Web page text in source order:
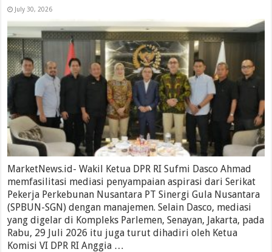
July 30, 2026
MarketNews.id- Wakil Ketua DPR RI Sufmi Dasco Ahmad
memfasilitasi mediasi penyampaian aspirasi dari Serikat
Pekerja Perkebunan Nusantara PT Sinergi Gula Nusantara
(SPBUN-SGN) dengan manajemen. Selain Dasco, mediasi
yang digelar di Kompleks Parlemen, Senayan, Jakarta, pada
Rabu, 29 Juli 2026 itu juga turut dihadiri oleh Ketua
Komisi VI DPR RI Anggia …